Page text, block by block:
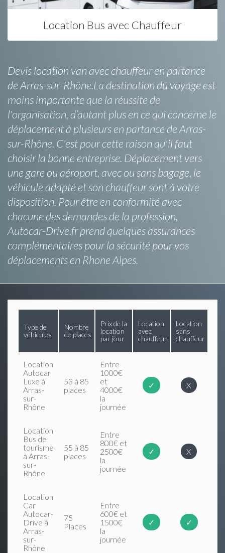
Location Bus avec Chauffeur
Devis location van avec chauffeur en partance
de Arras-sur-Rhône.La destination du voyage est
moins importante que la réussite de
l'organisation, d’autant plus en ce qui concerne le
déplacement à plusieurs en partance de Arras-
sur-Rhône. C'est pour cette raison qu'il faut
choisir la bonne entreprise. Déplacement vers
une gare ou aéroport, avec ou sans bagage, le
véhicule adapté et son chauffeur sont à votre
disposition. Pour être en conformité avec
chacune des demandes de la profession,
Autocar-Drive.fr prend quelques assurances
complémentaires pour la sécurité pour vos
déplacements en Rhone Alpes.
Type de
véhicules
Nombre
de places
Prix de la
location
par jour
Location
avec
chauffeur
Location
sans
chauffeur
Location
Autocar
Luxe à
Arras-
sur-
Rhône
53 à 85
places
Entre
1000€
et
4000€
la
journée
✓ X
Location
Bus de
tourisme
à Arras-
sur-
Rhône
55 à 85
places
Entre
800€ et
2500€
la
journée
✓ X
Location
Car
Autocar-
Drive à
Arras-
sur-
Rhône
75
Places
Entre
600€ et
1500€
la
journée
✓ ✓